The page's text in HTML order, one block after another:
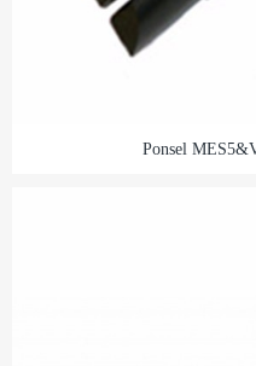
Ponsel